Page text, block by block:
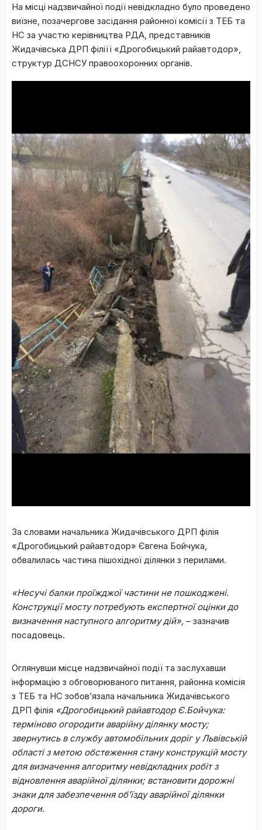
На місці надзвичайної події невідкладно було проведено
виїзне, позачергове засідання районної комісії з ТЕБ та
НС за участю керівництва РДА, представників
Жидачівська ДРП філіїї «Дрогобицький райавтодор»,
структур ДСНСУ правоохоронних органів.
За словами начальника Жидачівського ДРП філія
«Дрогобицький райавтодор» Євгена Бойчука,
обвалилась частина пішохідної ділянки з перилами.
«Несучі балки проїжджої частини не пошкоджені.
Конструкції мосту потребують експертної оцінки до
визначення наступного алгоритму дій», – зазначив
посадовець.
Оглянувши місце надзвичайної події та заслухавши
інформацію з обговорюваного питання, районна комісія
з ТЕБ та НС зобов’язала начальника Жидачівського
ДРП філія «Дрогобицький райавтодор Є.Бойчука:
терміново огородити аварійну ділянку мосту;
звернутись в службу автомобільних доріг у Львівській
області з метою обстеження стану конструкцій мосту
для визначення алгоритму невідкладних робіт з
відновлення аварійної ділянки; встановити дорожні
знаки для забезпечення об’їзду аварійної ділянки
дороги.